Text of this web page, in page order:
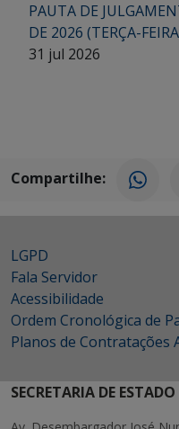
PAUTA DE
DE 2026 (TERÇA-
31 jul 2026
Compartilhe:
LGPD
Fala Servidor
Acessibilidade
Ordem Cronológica de
Planos de Contratações
SECRETARIA DE